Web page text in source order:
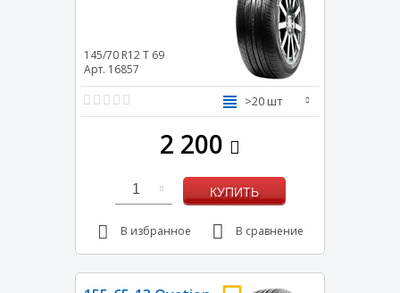
145/70 R12T 69
Арт. 16857
>20 шт
2 200
1 КУПИТЬ
В избранное В сравнение